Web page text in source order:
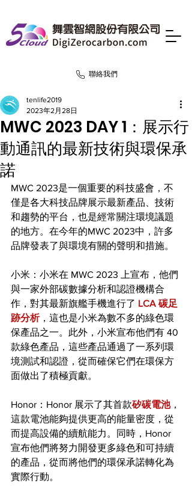
聯絡我們
MWC 2023 DAY 1：展示行
動通訊的最新技術與環保承
諾
tenlife2019
2023年2月28日
MWC 2023是一個重要的科技盛會，不
僅是各大科技品牌展示最新產品、技術
和趨勢的平台，也是經常關注環境議題
的地方。在今年的MWC 2023中，許多
品牌發表了與環境有關的聲明和措施。
小米：小米在 MWC 2023 上宣布，他們
與一家外部碳數據分析和認證機構合
作，對其最新旗艦手機進行了 LCA 碳足
跡分析，這也是小米為數不多的綠色環
保產品之一。此外，小米宣布他們有 40
款綠色產品，這些產品通過了一系列環
境測試和認證，從而確保它們在環保方
面做出了積極貢獻。
Honor：Honor 展示了其首款矽碳電池，
這款電池能夠提供更高的能量密度，從
而提高設備的續航能力。同時，Honor
宣布他們將努力開發更多綠色和可持續
的產品，從而將他們的環保承諾轉化為
實際行動。